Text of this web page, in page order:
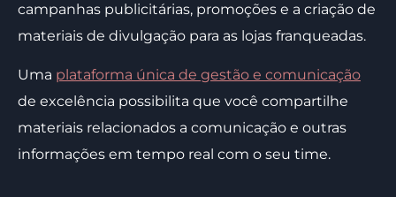
campanhas publicitárias, promoções e a criação de
materiais de divulgação para as lojas franqueadas.
Uma plataforma única de gestão e comunicação
de excelência possibilita que você compartilhe
materiais relacionados a comunicação e outras
informações em tempo real com o seu time.